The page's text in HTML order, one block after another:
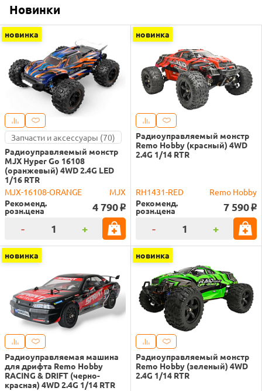
Новинки
новинка
Запчасти и аксессуары (70)
Радиоуправляемый монстр
MJX Hyper Go 16108
(оранжевый) 4WD 2.4G LED
1/16 RTR
MJX-16108-ORANGE
MJX
Рекоменд.
розн.цена 4 790 o
- +
новинка
Радиоуправляемый монстр
Remo Hobby (красный) 4WD
2.4G 1/14 RTR
RH1431-RED
Remo Hobby
Рекоменд.
розн.цена 7 590 o
- +
новинка
Радиоуправляемая машина
для дрифта Remo Hobby
RACING & DRIFT (черно-
красная) 4WD 2.4G 1/14 RTR
новинка
Радиоуправляемый монстр
Remo Hobby (зеленый) 4WD
2.4G 1/14 RTR